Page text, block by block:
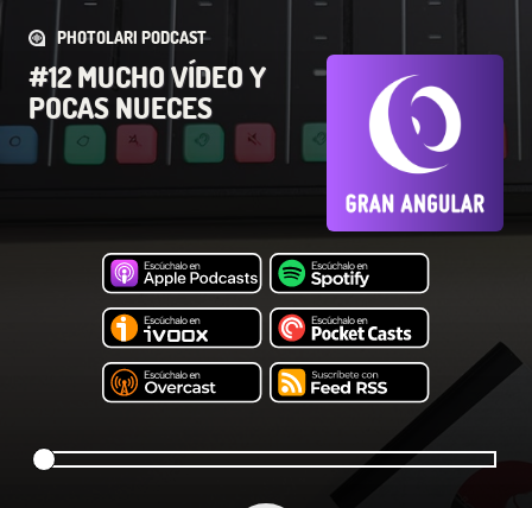
PHOTOLARI PODCAST
#12 MUCHO VÍDEO Y
POCAS NUECES